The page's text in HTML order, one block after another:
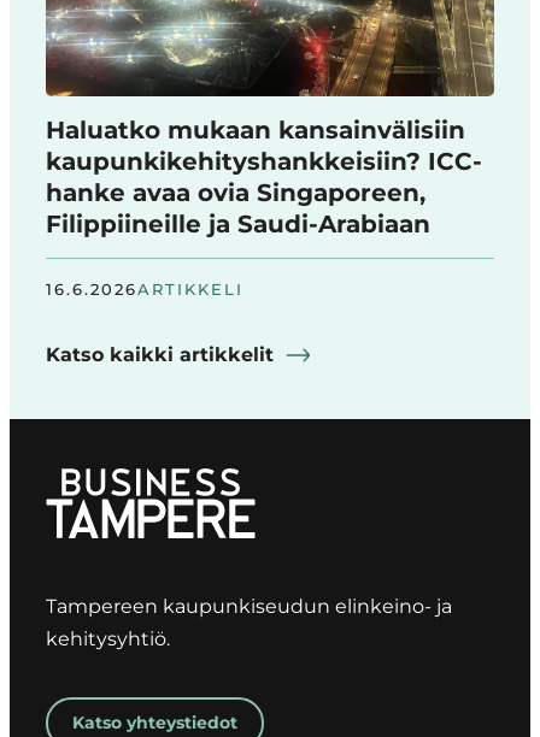
Haluatko mukaan kansainvälisiin
kaupunkikehityshankkeisiin? ICC-
hanke avaa ovia Singaporeen,
Filippiineille ja Saudi-Arabiaan
16.6.2026ARTIKKELI
Katso kaikki artikkelit
Tampereen kaupunkiseudun elinkeino- ja
kehitysyhtiö.
Katso yhteystiedot